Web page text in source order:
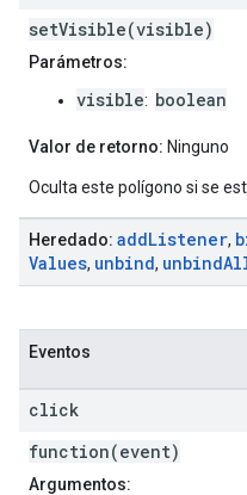
setVisible(visible)
Parámetros:
visible: boolean
Valor de retorno: Ninguno
Oculta este polígono si se
Heredado: addListener,
Values, unbind, unbind
Eventos
click
function(event)
Argumentos: